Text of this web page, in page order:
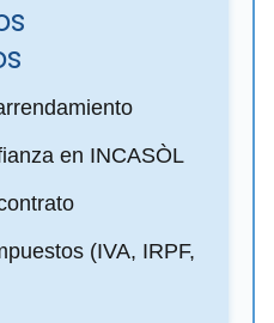
en INCASÒL
(IVA, IRPF,